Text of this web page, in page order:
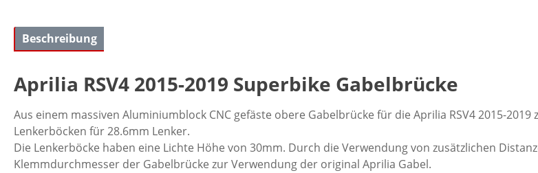
Beschreibung
Aprilia RSV4 2015-2019 Superbike Gabelbrücke
Aus einem massiven Aluminiumblock CNC gefäste obere Gabelbrücke für die Aprilia RSV4 2015-
Lenkerböcken für 28.6mm Lenker.
Die Lenkerböcke haben eine Lichte Höhe von 30mm. Durch die Verwendung von zusätzlichen
Klemmdurchmesser der Gabelbrücke zur Verwendung der original Aprilia Gabel.